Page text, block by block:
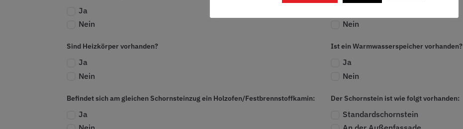
Ja
Nein
Nein
Sind Heizkörper vorhanden?
Ja
Nein
Ist ein Warmwasserspeicher vorhanden?
Ja
Nein
Befindet sich am gleichen Schornsteinzug ein Holzofen/Festbrennstoffkamin:
Ja
Der Schornstein ist wie folgt vorhanden:
Standardschornstein